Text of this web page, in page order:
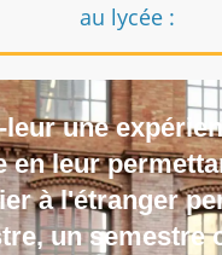
au lycée :
leur une
en leur
à l'étranger
un semestre